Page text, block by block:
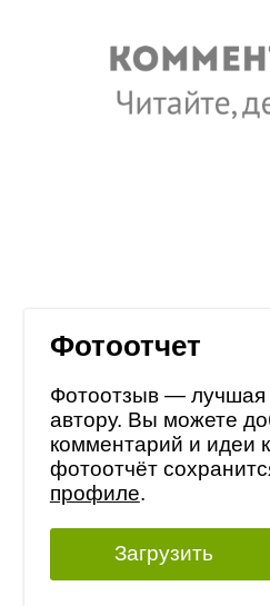
Фотоотчет
Фотоотзыв — лучшая
автору. Вы можете
комментарий и идеи
фотоотчёт
профиле.
Загрузить